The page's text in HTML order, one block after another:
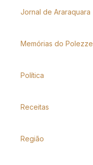
Jornal de Araraquara
Memórias do Polezze
Política
Receitas
Região